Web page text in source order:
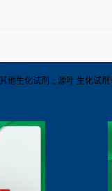
生化试剂 ;; 源叶 生化试剂